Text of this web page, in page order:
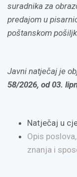
suradnika za
predajom u
poštanskom
Javni natječaj je
58/2026, od 03.
Natječaj u
Opis
znanja i